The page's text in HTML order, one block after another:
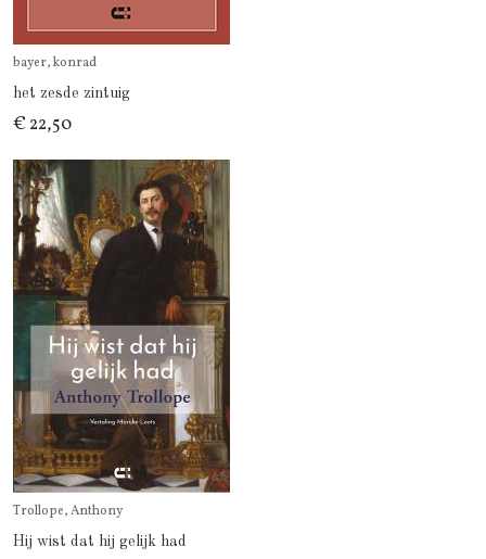
bayer, konrad
het zesde zintuig
€ 22,50
Trollope, Anthony
Hij wist dat hij gelijk had